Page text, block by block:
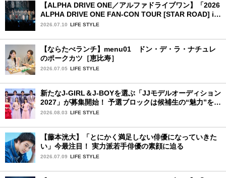
【ALPHA DRIVE ONE／アルファドライブワン】「2026
ALPHA DRIVE ONE FAN-CON TOUR [STAR ROAD] in
YOKOHAMA」1日目詳細レポ【後編】
2026.07.10 LIFE STYLE
【ならたべランチ】menu01 ドン・デ・ラ・ナチュレ
のポークカツ［恵比寿］
2026.07.05 LIFE STYLE
新たなJ-GIRL＆J-BOYを選ぶ「JJモデルオーディション
2027」が募集開始！ 予選ブロックは候補生の“魅力”を重
視した「新システム」に変わります
2026.08.03 LIFE STYLE
【藤本洸大】「とにかく満足しない俳優になっていきた
い」今最注目！ 実力派若手俳優の素顔に迫る
2026.07.09 LIFE STYLE